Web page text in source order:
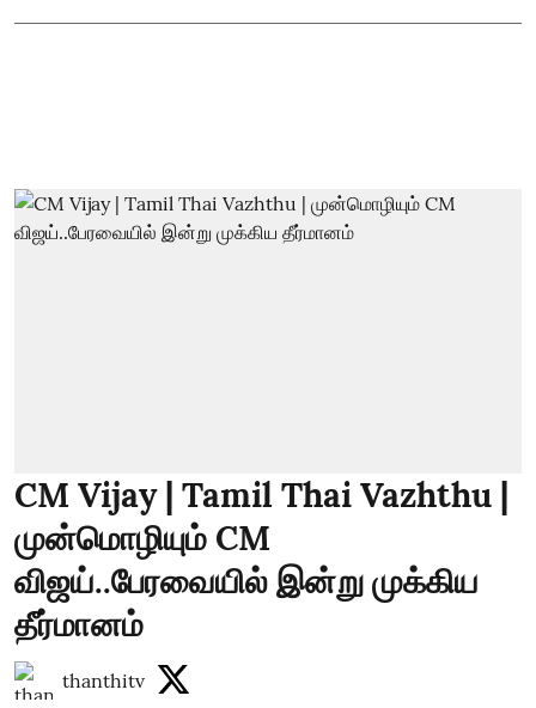
CM Vijay | Tamil Thai Vazhthu |
முன்மொழியும் CM
விஜய்..பேரவையில் இன்று முக்கிய
தீர்மானம்
thanthitv